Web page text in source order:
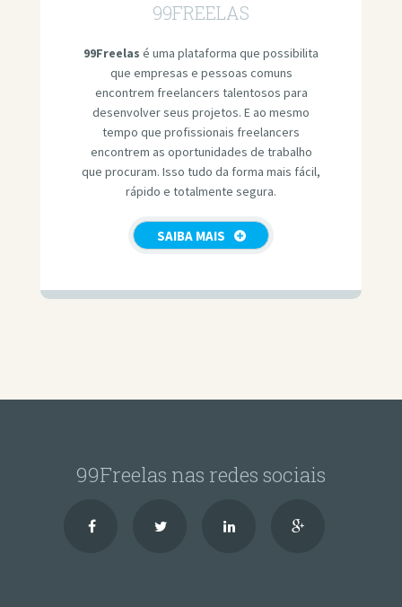
99FREELAS
99Freelas é uma plataforma que possibilita
que empresas e pessoas comuns
encontrem freelancers talentosos para
desenvolver seus projetos. E ao mesmo
tempo que profissionais freelancers
encontrem as oportunidades de trabalho
que procuram. Isso tudo da forma mais fácil,
rápido e totalmente segura.
SAIBA MAIS
99Freelas nas redes sociais